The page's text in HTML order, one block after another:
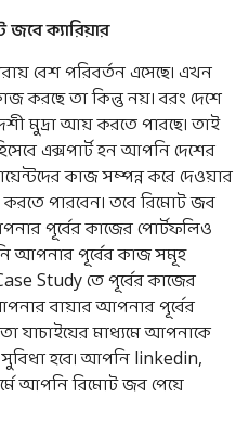
জবেক্যারিয়ার
বেশ পরিবর্তন এসেছে। এখন
করছে তা কিন্তু নয়। বরং দেশে
মুদ্রা আয় করতে পারছে। তাই
এক্সপার্ট হন আপনি দেশের
কাজ সম্পন্ন করে দেওয়ার
করতে পারবেন। তবে রিমোট জব
পূর্বের কাজের পোর্টফলিও
আপনার পূর্বের কাজ সমূহ
Study তে পূর্বের কাজের
বায়ার আপনার পূর্বের
যাচাইয়ের মাধ্যমে আপনাকে
হবে। আপনি linkedin,
আপনি রিমোট জব পেয়ে